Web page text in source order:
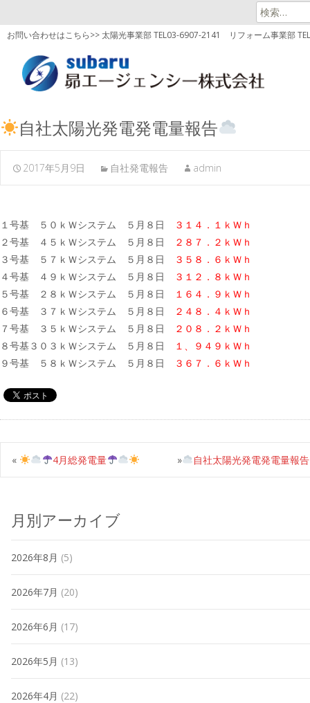
検
索:
お問い合わせはこちら>> 太陽光事業部 TEL03-6907-2141 リフォーム事業部
自社太陽光発電発電量報告
2017年5月9日 自社発電報告 admin
１号基 ５０ｋＷシステム ５月８日
３１４．１ｋＷｈ
２号基 ４５ｋＷシステム ５月８日
２８７．２ｋＷｈ
３号基 ５７ｋＷシステム ５月８日
３５８．６ｋＷｈ
４号基 ４９ｋＷシステム ５月８日
３１２．８ｋＷｈ
５号基 ２８ｋＷシステム ５月８日
１６４．９ｋＷｈ
６号基 ３７ｋＷシステム ５月８日
２４８．４ｋＷｈ
７号基 ３５ｋＷシステム ５月８日
２０８．２ｋＷｈ
８号基３０３ｋＷシステム ５月８日
１、９４９ｋＷｈ
９号基 ５８ｋＷシステム ５月８日
３６７．６ｋＷｈ
« 4月総発電量 自社太陽光発電発電量報告
»
月別アーカイブ
2026年8月 (5)
2026年7月 (20)
2026年6月 (17)
2026年5月 (13)
2026年4月 (22)